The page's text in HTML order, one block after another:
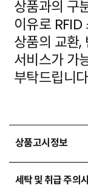
상품과의 구
이유로
상품의 교환
서비스가 가
부탁드립니
상품고시정보
세탁 및 취급 주의